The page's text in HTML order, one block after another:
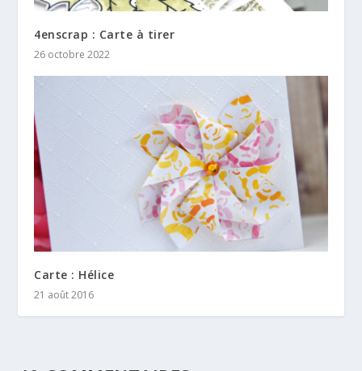
4enscrap : Carte à tirer
26 octobre 2022
Carte : Hélice
21 août 2016